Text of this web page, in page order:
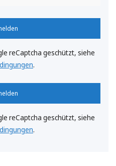
reCaptcha geschützt, siehe
.
reCaptcha geschützt, siehe
.